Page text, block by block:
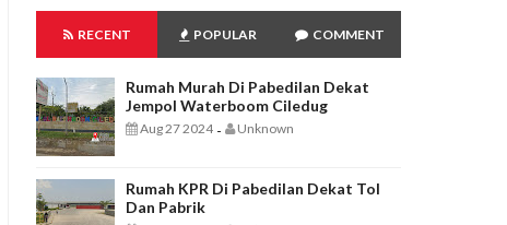
RECENT POPULAR COMMENT
Rumah Murah Di Pabedilan Dekat
Jempol Waterboom Ciledug
Aug 27 2024 - Unknown
Rumah KPR Di Pabedilan Dekat Tol
Dan Pabrik